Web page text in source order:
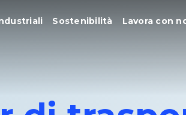
Sostenibilità Lavora con